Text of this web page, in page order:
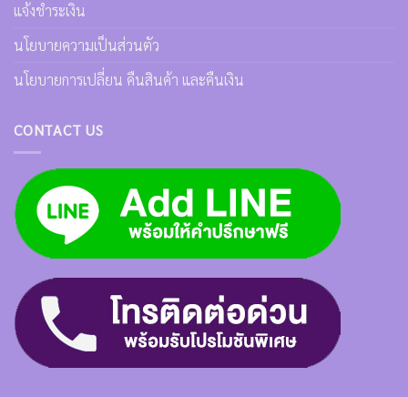
แจ้งชำระเงิน
นโยบายความเป็นส่วนตัว
นโยบายการเปลี่ยน คืนสินค้า และคืนเงิน
CONTACT US